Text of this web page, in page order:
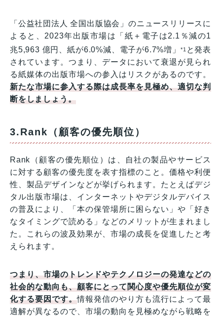
「公益社団法人 全国出版協会」のニュースリリースに
よると、2023年出版市場は「紙＋電子は2.1％減の1
兆5,963 億円、紙が6.0%減、電子が6.7%増」
*1 と発表
されています。つまり、データにおいて衰退が見られ
る紙媒体の出版市場への参入はリスクがあるのです。
新たな市場に参入する際は成長率を見極め、適切な判
断をしましょう。
3.Rank（顧客の優先順位）
Rank（顧客の優先順位）は、自社の製品やサービス
に対する顧客の優先度を表す指標のこと。価格や利便
性、製品デザインなどが挙げられます。たとえばデジ
タル出版市場は、インターネットやデジタルデバイス
の普及により、「本の保管場所に困らない」や「好き
なタイミングで読める」などのメリットが生まれまし
た。これらの波及効果が、市場の成長を促進したと考
えられます。
つまり、市場のトレンドやテクノロジーの発達などの
社会的な動向も、顧客にとって関心度や優先順位が変
化する要因です。情報発信のやり方も流行によって最
適解が異なるので、市場の動向を見極めながら戦略を